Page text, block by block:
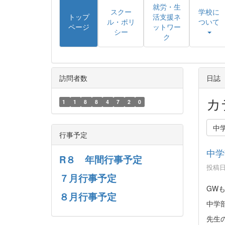
トップ
ページ
スクー
ル・ポリ
シー
就労・生
活支援ネ
ットワー
ク
学校に
ついて
日誌
中
中
投稿
GW
中学
先生
訪問者数
1 1 8 8 4 7 2 0
行事予定
R８ 年間行事予定
７月行事予定
８月行事予定